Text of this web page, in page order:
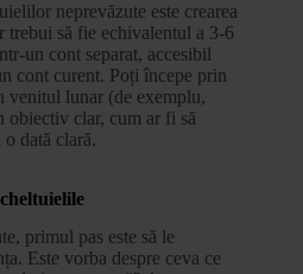
neprevăzute este crearea
trebui să fie echivalentul a 3-6
un cont separat, accesibil
cont curent. Poți începe prin
venitul lunar (de exemplu,
obiectiv clar, cum ar fi să
dată clară.
primul pas este să le
Este vorba despre ceva ce